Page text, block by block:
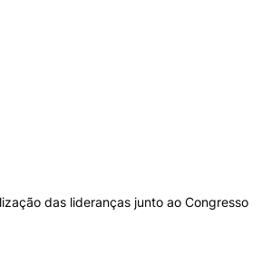
das lideranças junto ao Congresso